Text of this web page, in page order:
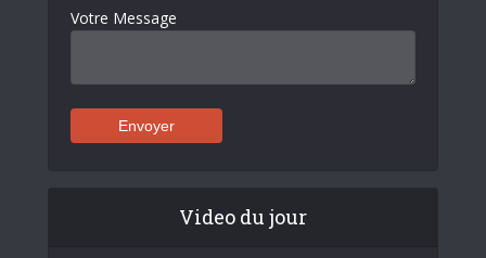
Votre Message
Video du jour